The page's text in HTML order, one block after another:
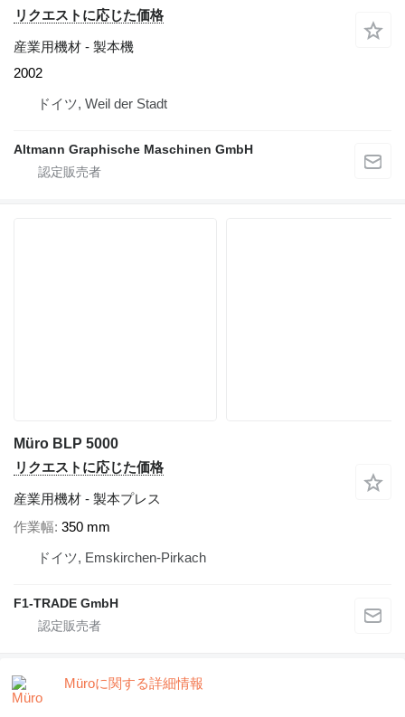
リクエストに応じた価格
産業用機材 - 製本機
2002
ドイツ, Weil der Stadt
Altmann Graphische Maschinen GmbH
Müro BLP 5000
リクエストに応じた価格
産業用機材 - 製本プレス
作業幅 350 mm
ドイツ, Emskirchen-Pirkach
F1-TRADE GmbH
Müroに関する詳細情報